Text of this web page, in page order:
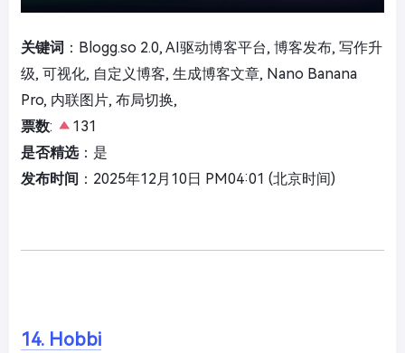
关键词 ：Blogg.so 2.0, AI驱动博客平台, 博客发布, 写作升
级, 可视化, 自定义博客, 生成博客文章, Nano Banana
Pro, 内联图片, 布局切换,
票数:
131
是否精选：是
发布时间 ：2025年12月10日 PM04:01 (北京时间)
14. Hobbi